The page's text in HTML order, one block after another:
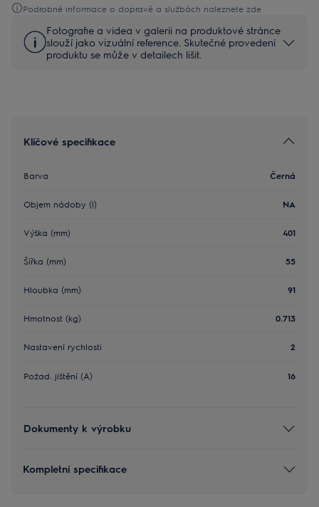
Podrobné informace o dopravě a službách naleznete zde
Fotografie a videa v galerii na produktové stránce
slouží jako vizuální reference. Skutečné provedení
produktu se může v detailech lišit.
Klíčové specifikace
Barva Černá
Objem nádoby (l) NA
Výška (mm) 401
Šířka (mm) 55
Hloubka (mm) 91
Hmotnost (kg) 0.713
Nastavení rychlosti 2
Požad. jištění (A) 16
Dokumenty k výrobku
Kompletní specifikace